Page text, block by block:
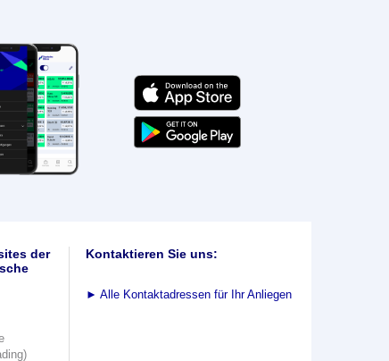
der
Kontaktieren Sie uns:
► Alle Kontaktadressen für Ihr Anliegen